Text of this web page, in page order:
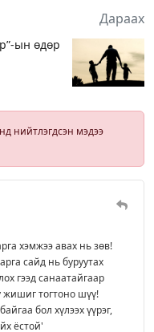
Дараах
ын өдөр
нийтлэгдсэн мэдээ
хэмжээ авах нь зөв!
сайд нь буруутах
гээд санаатайгаар
жишиг тогтоно шүү!
бол хүлээх үүрэг,
ёстой'